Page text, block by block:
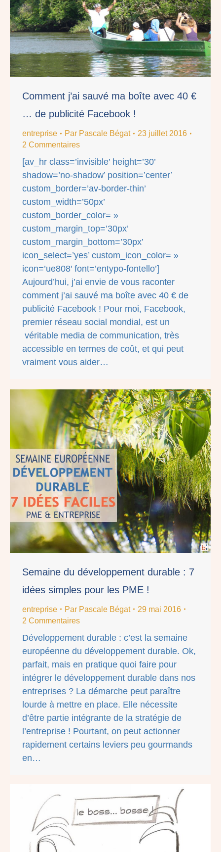
Comment j’ai sauvé ma boîte avec 40 €
… de publicité Facebook !
entreprise Par Pascale Bégat
23 juillet 2016
2 Commentaires
[av_hr class=’invisible’ height=’30’
shadow=’no-shadow’ position=’center’
custom_border=’av-border-thin’
custom_width=’50px’
custom_border_color= »
custom_margin_top=’30px’
custom_margin_bottom=’30px’
icon_select=’yes’ custom_icon_color= »
icon=’ue808′ font=’entypo-fontello’]
Aujourd’hui, j’ai envie de vous raconter
comment j’ai sauvé ma boîte avec 40 € de
publicité Facebook ! Pour moi, Facebook,
premier réseau social mondial, est un
véritable media de communication, très
accessible en termes de coût, et qui peut
vraiment vous aider…
Semaine du développement durable : 7
idées simples pour les PME !
entreprise Par Pascale Bégat
29 mai 2016
2 Commentaires
Développement durable : c’est la semaine
européenne du développement durable. Ok,
parfait, mais en pratique quoi faire pour
intégrer le développement durable dans nos
entreprises ? La démarche peut paraître
lourde à mettre en place. Elle nécessite
d’être partie intégrante de la stratégie de
l’entreprise ! Pourtant, on peut actionner
rapidement certains leviers peu gourmands
en…